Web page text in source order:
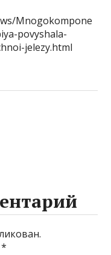
Mnogokompone
povyshala-
jelezy.html
*